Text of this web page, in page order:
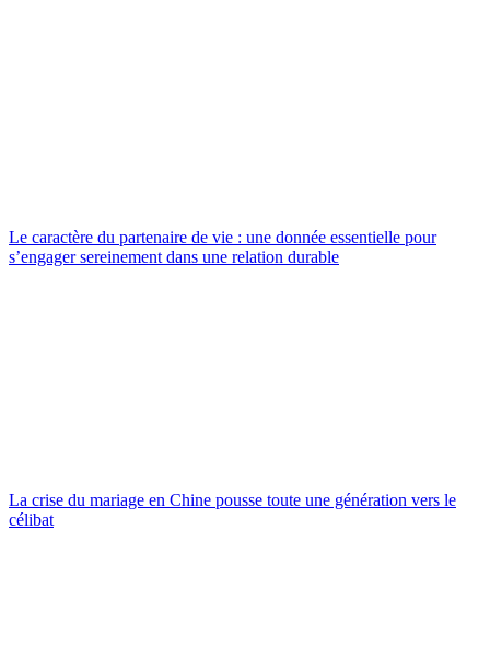
Le caractère du partenaire de vie : une donnée essentielle pour
s’engager sereinement dans une relation durable
La crise du mariage en Chine pousse toute une génération vers le
célibat